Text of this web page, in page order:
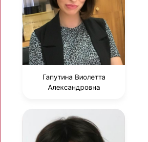
Гапутина Виолетта
Александровна